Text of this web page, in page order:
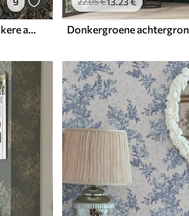
Vogels tussen takken op donkere achtergrond